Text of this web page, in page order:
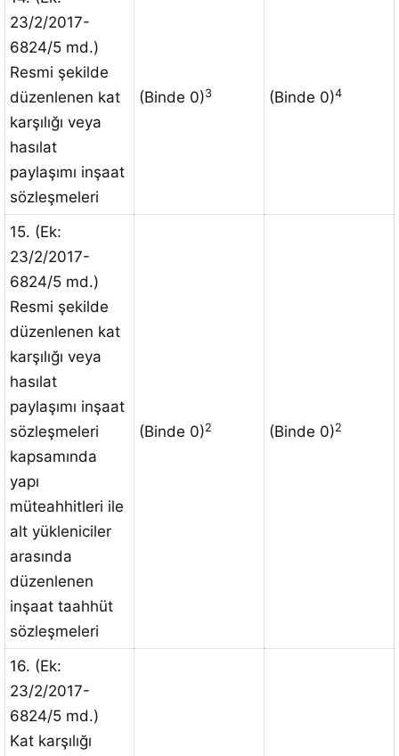
23/2/2017-
6824/5 md.)
Resmi şekilde
düzenlenen kat
karşılığı veya
hasılat
paylaşımı inşaat
sözleşmeleri
(Binde 0)3 (Binde 0)4
15. (Ek:
23/2/2017-
6824/5 md.)
Resmi şekilde
düzenlenen kat
karşılığı veya
hasılat
paylaşımı inşaat
sözleşmeleri
kapsamında
yapı
müteahhitleri ile
alt yükleniciler
arasında
düzenlenen
inşaat taahhüt
sözleşmeleri
(Binde 0)2 (Binde 0)2
16. (Ek:
23/2/2017-
6824/5 md.)
Kat karşılığı